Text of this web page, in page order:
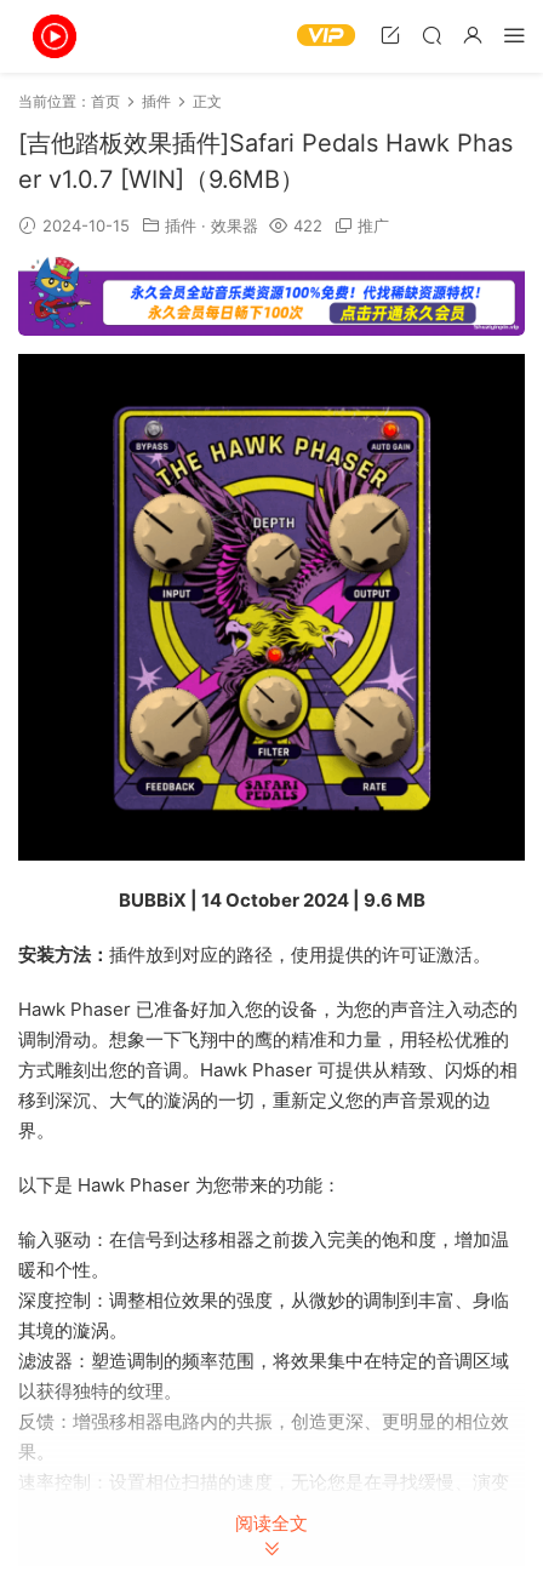
当前位置： 首页 插件 正文
[吉他踏板效果插件]Safari Pedals Hawk Phas
er v1.0.7 [WIN]（9.6MB）
2024-10-15 插件 · 效果器 422 推广
BUBBiX | 14 October 2024 | 9.6 MB
安装方法： 插件放到对应的路径，使用提供的许可证激活。
Hawk Phaser 已准备好加入您的设备，为您的声音注入动态的
调制滑动。想象一下飞翔中的鹰的精准和力量，用轻松优雅的
方式雕刻出您的音调。Hawk Phaser 可提供从精致、闪烁的相
移到深沉、大气的漩涡的一切，重新定义您的声音景观的边
界。
以下是 Hawk Phaser 为您带来的功能：
输入驱动：在信号到达移相器之前拨入完美的饱和度，增加温
暖和个性。
深度控制：调整相位效果的强度，从微妙的调制到丰富、身临
其境的漩涡。
滤波器：塑造调制的频率范围，将效果集中在特定的音调区域
以获得独特的纹理。
反馈：增强移相器电路内的共振，创造更深、更明显的相位效
果。
速率控制：设置相位扫描的速度，无论您是在寻找缓慢、演变
的波浪还是快速、脉动的变化。
宽度：扩展相位效果的立体声场，使声音具有空间感和深度
阅读全文